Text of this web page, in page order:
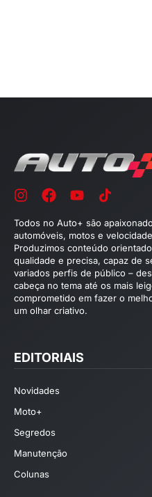
Todos no Auto+ são
automóveis, motos e
Produzimos conteúdo
qualidade e precisa, capaz de
variados perfis de público –
cabeça no tema até os mais
comprometido em fazer o
um olhar criativo.
EDITORIAIS
Novidades
Moto+
Segredos
Manutenção
Colunas